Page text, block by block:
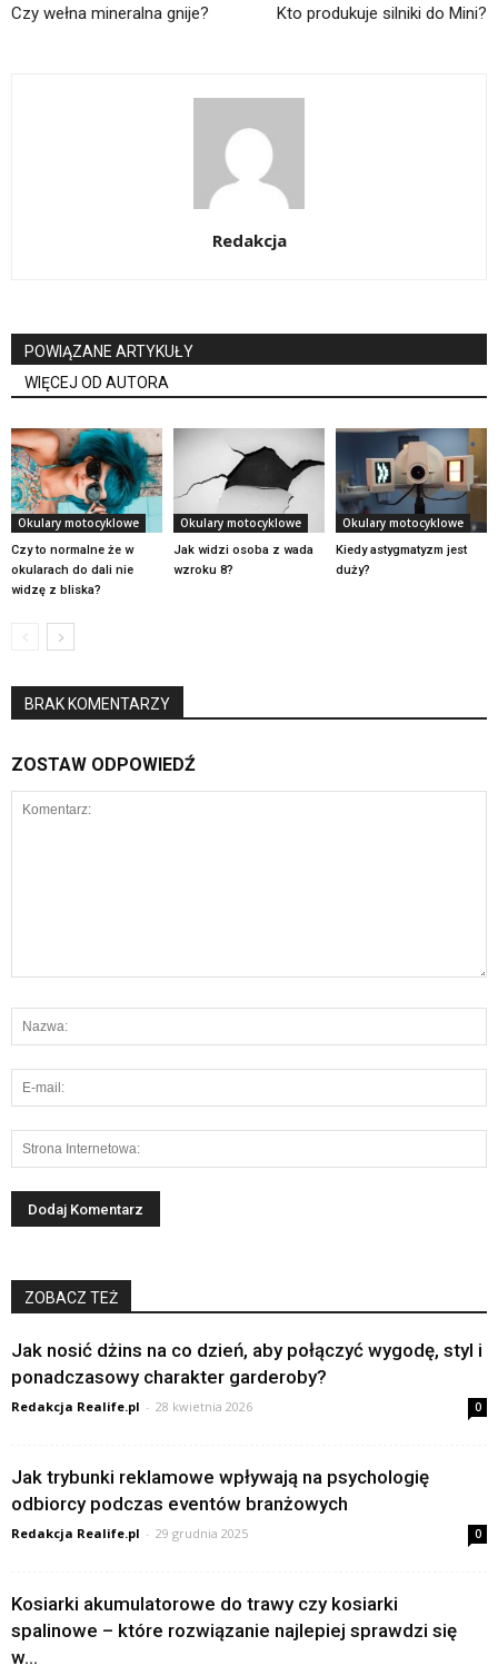
Czy wełna mineralna gnije? Kto produkuje silniki do Mini?
Redakcja
POWIĄZANE ARTYKUŁY
WIĘCEJ OD AUTORA
Okulary motocyklowe
Czy to normalne że w
okularach do dali nie
widzę z bliska?
Okulary motocyklowe
Jak widzi osoba z wada
wzroku 8?
Okulary motocyklowe
Kiedy astygmatyzm jest
duży?
BRAK KOMENTARZY
ZOSTAW ODPOWIEDŹ
ZOBACZ TEŻ
Jak nosić dżins na co dzień, aby połączyć wygodę, styl i
ponadczasowy charakter garderoby?
Redakcja Realife.pl - 28 kwietnia 2026 0
Jak trybunki reklamowe wpływają na psychologię
odbiorcy podczas eventów branżowych
Redakcja Realife.pl - 29 grudnia 2025 0
Kosiarki akumulatorowe do trawy czy kosiarki
spalinowe – które rozwiązanie najlepiej sprawdzi się
w...